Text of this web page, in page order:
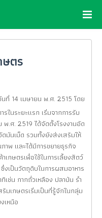
ษตร
ที่ 14 เมษายน พ.ศ. 2515 โดย
รในระยะแรก เริ่มจากการรับ
.ศ. 2519 ได้จัดตั้งโรงงานอัด
มันเม็ด รวมทั้งยังส่งเสริมให้
พ และได้มีการขยายธุรกิจ
เกษตรเพื่อใช้ในการเลี้ยงสัตว์
งเป็นวัตถุดิบในการผสมอาหาร
เช่น กากถั่วเหลือง ปลาป่น รำ
มเกษตรเริ่มเป็นที่รู้จักในกลุ่ม
เหนือ